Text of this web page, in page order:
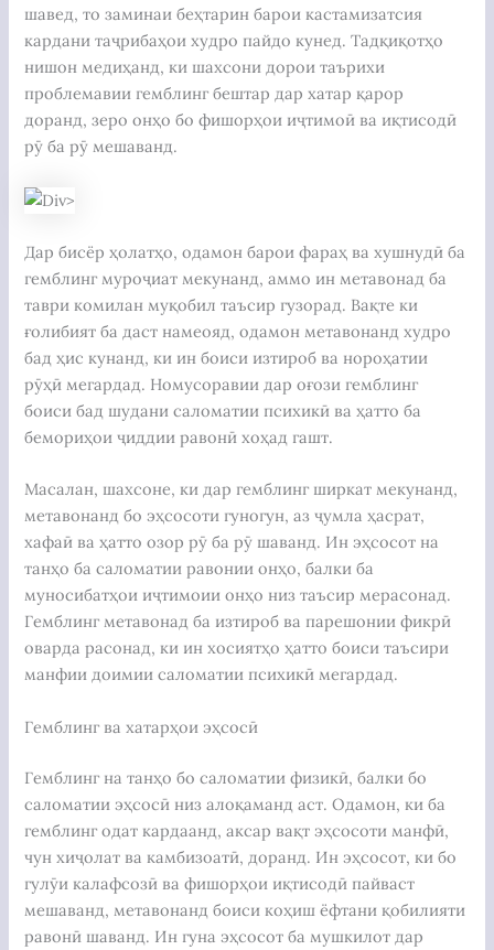
шавед, то заминаи беҳтарин барои кастамизатсия
кардани таҷрибаҳои худро пайдо кунед. Тадқиқотҳо
нишон медиҳанд, ки шахсони дорои таърихи
проблемавии гемблинг бештар дар хатар қарор
доранд, зеро онҳо бо фишорҳои иҷтимоӣ ва иқтисодӣ
рӯ ба рӯ мешаванд.
Дар бисёр ҳолатҳо, одамон барои фараҳ ва хушнудӣ ба
гемблинг муроҷиат мекунанд, аммо ин метавонад ба
таври комилан муқобил таъсир гузорад. Вақте ки
ғолибият ба даст намеояд, одамон метавонанд худро
бад ҳис кунанд, ки ин боиси изтироб ва нороҳатии
рӯҳӣ мегардад. Номусоравии дар оғози гемблинг
боиси бад шудани саломатии психикӣ ва ҳатто ба
бемориҳои ҷиддии равонӣ хоҳад гашт.
Масалан, шахсоне, ки дар гемблинг ширкат мекунанд,
метавонанд бо эҳсосоти гуногун, аз ҷумла ҳасрат,
хафаӣ ва ҳатто озор рӯ ба рӯ шаванд. Ин эҳсосот на
танҳо ба саломатии равонии онҳо, балки ба
муносибатҳои иҷтимоии онҳо низ таъсир мерасонад.
Гемблинг метавонад ба изтироб ва парешонии фикрӣ
оварда расонад, ки ин хосиятҳо ҳатто боиси таъсири
манфии доимии саломатии психикӣ мегардад.
Гемблинг ва хатарҳои эҳсосӣ
Гемблинг на танҳо бо саломатии физикӣ, балки бо
саломатии эҳсосӣ низ алоқаманд аст. Одамон, ки ба
гемблинг одат кардаанд, аксар вақт эҳсосоти манфӣ,
чун хиҷолат ва камбизоатӣ, доранд. Ин эҳсосот, ки бо
гулӯи калафсозӣ ва фишорҳои иқтисодӣ пайваст
мешаванд, метавонанд боиси коҳиш ёфтани қобилияти
равонӣ шаванд. Ин гуна эҳсосот ба мушкилот дар